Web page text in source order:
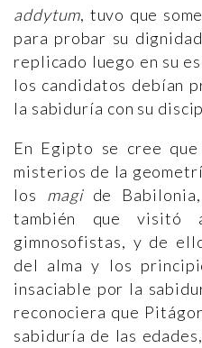
addytum, tuvo que
para probar su
replicado luego en su
los candidatos debían
la sabiduría con su
En Egipto se cree
misterios de la
los magide
también que visitó
gimnosofistas, y de
del alma y los
insaciable por la
reconociera que
sabiduría de las